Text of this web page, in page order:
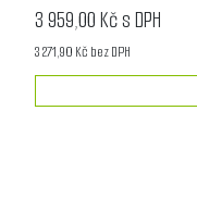
3 959,00 Kč s DPH
3 271,90 Kč bez DPH